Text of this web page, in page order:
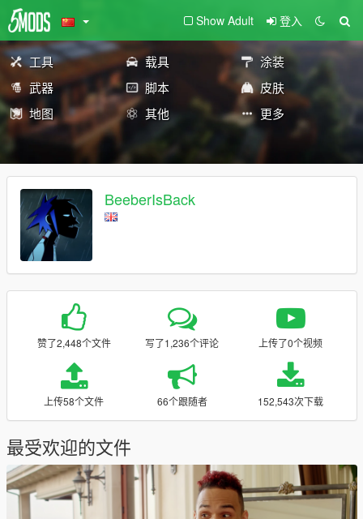
Show Adult 登入
工具 载具
涂装
武器
脚本
皮肤
地图
其他 更多
BeeberIsBack
赞了2,448个文件 写了1,236个评论 上传了0个视频
上传58个文件 66个跟随者 152,543次下载
最受欢迎的文件